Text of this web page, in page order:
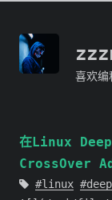
喜欢编
在Linux
CrossOver
linux